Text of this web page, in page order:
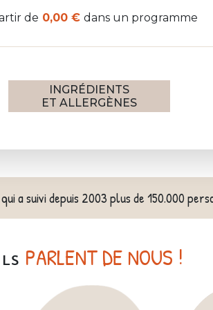
de 0,00 € dans un programme
INGRÉDIENTS
ET ALLERGÈNES
a suivi depuis 2003 plus de 150.000
PARLENT DE NOUS !